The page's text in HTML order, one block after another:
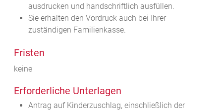
ausdrucken und handschriftlich ausfüllen.
Sie erhalten den Vordruck auch bei Ihrer
zuständigen Familienkasse.
Fristen
keine
Erforderliche Unterlagen
Antrag auf Kinderzuschlag, einschließlich der